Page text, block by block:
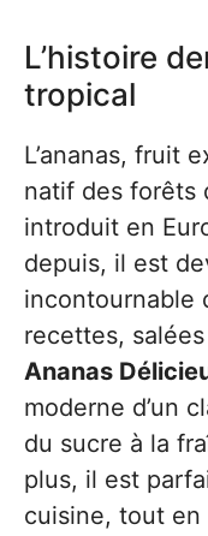
L’histoire
tropical
L’ananas, fruit
natif des forêts
introduit en
depuis, il est
incontournable
recettes,
Ananas
moderne d’un
du sucre à la
plus, il est
cuisine, tout